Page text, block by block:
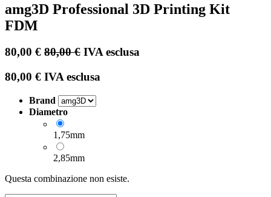
amg3D Professional 3D Printing Kit
FDM
80,00 € 80,00€ IVA esclusa
80,00 € IVA esclusa
Brand
Diametro
1,75mm
2,85mm
Questa combinazione non esiste.